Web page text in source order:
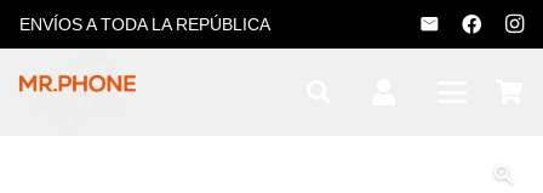
ENVÍOS A TODA LA REPÚBLICA